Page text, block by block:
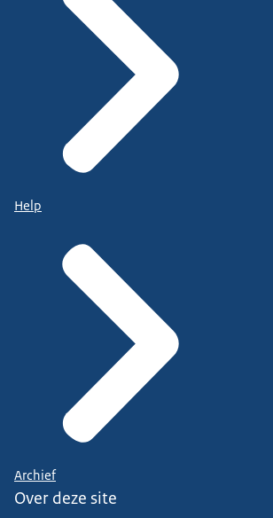
Help
Archief
Over deze site